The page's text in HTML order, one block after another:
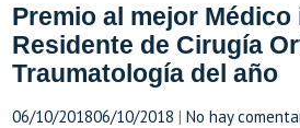
Premio al mejor
Residente de Cirugía
Traumatología del año
06/10/201806/10/2018 |No hay